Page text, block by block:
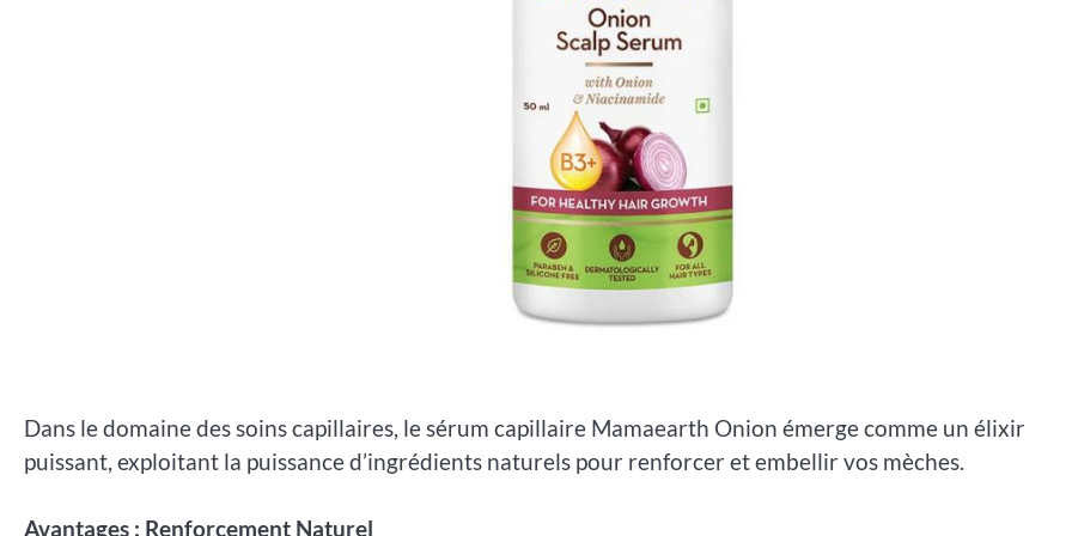
Dans le domaine des soins capillaires, le sérum capillaire Mamaearth Onion émerge comme un élixir
puissant, exploitant la puissance d’ingrédients naturels pour renforcer et embellir vos mèches.
Avantages : Renforcement Naturel